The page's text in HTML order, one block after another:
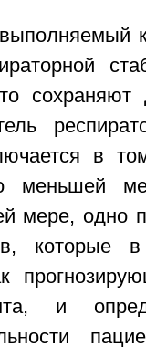
в
меньшей
мере, одно
которые
и